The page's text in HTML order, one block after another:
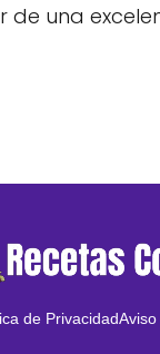
una
de Privacidad